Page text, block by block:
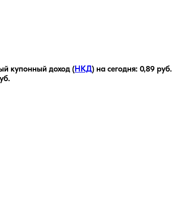
купонный доход ( НКД) на сегодня: 0,89 руб.